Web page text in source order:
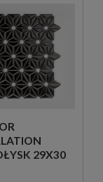
29X30